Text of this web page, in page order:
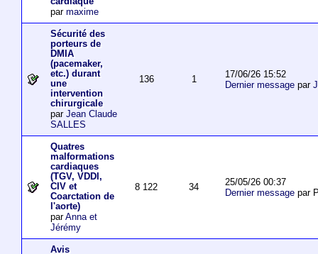
par maxime
Sécurité des
porteurs de
DMIA
(pacemaker,
etc.) durant
une
intervention
chirurgicale
par Jean Claude
SALLES
136 1
17/06/26 15:52
Dernier messagepar
Quatres
malformations
cardiaques
(TGV, VDDI,
CIV et
Coarctation de
l'aorte)
parAnna et
Jérémy
8 122 34
25/05/26 00:37
Dernier messagepar
Avis